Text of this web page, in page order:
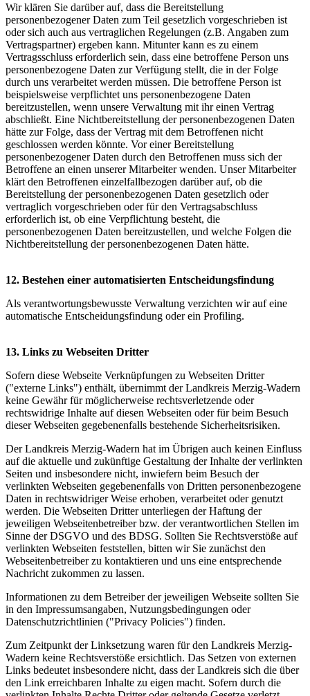
Wir klären Sie darüber auf, dass die Bereitstellung
personenbezogener Daten zum Teil gesetzlich vorgeschrieben ist
oder sich auch aus vertraglichen Regelungen (z.B. Angaben zum
Vertragspartner) ergeben kann. Mitunter kann es zu einem
Vertragsschluss erforderlich sein, dass eine betroffene Person uns
personenbezogene Daten zur Verfügung stellt, die in der Folge
durch uns verarbeitet werden müssen. Die betroffene Person ist
beispielsweise verpflichtet uns personenbezogene Daten
bereitzustellen, wenn unsere Verwaltung mit ihr einen Vertrag
abschließt. Eine Nichtbereitstellung der personenbezogenen Daten
hätte zur Folge, dass der Vertrag mit dem Betroffenen nicht
geschlossen werden könnte. Vor einer Bereitstellung
personenbezogener Daten durch den Betroffenen muss sich der
Betroffene an einen unserer Mitarbeiter wenden. Unser Mitarbeiter
klärt den Betroffenen einzelfallbezogen darüber auf, ob die
Bereitstellung der personenbezogenen Daten gesetzlich oder
vertraglich vorgeschrieben oder für den Vertragsabschluss
erforderlich ist, ob eine Verpflichtung besteht, die
personenbezogenen Daten bereitzustellen, und welche Folgen die
Nichtbereitstellung der personenbezogenen Daten hätte.
12. Bestehen einer automatisierten Entscheidungsfindung
Als verantwortungsbewusste Verwaltung verzichten wir auf eine
automatische Entscheidungsfindung oder ein Profiling.
13. Links zu Webseiten Dritter
Sofern diese Webseite Verknüpfungen zu Webseiten Dritter
("externe Links") enthält, übernimmt der Landkreis Merzig-Wadern
keine Gewähr für möglicherweise rechtsverletzende oder
rechtswidrige Inhalte auf diesen Webseiten oder für beim Besuch
dieser Webseiten gegebenenfalls bestehende Sicherheitsrisiken.
Der Landkreis Merzig-Wadern hat im Übrigen auch keinen Einfluss
auf die aktuelle und zukünftige Gestaltung der Inhalte der verlinkten
Seiten und insbesondere nicht, inwiefern beim Besuch der
verlinkten Webseiten gegebenenfalls von Dritten personenbezogene
Daten in rechtswidriger Weise erhoben, verarbeitet oder genutzt
werden. Die Webseiten Dritter unterliegen der Haftung der
jeweiligen Webseitenbetreiber bzw. der verantwortlichen Stellen im
Sinne der DSGVO und des BDSG. Sollten Sie Rechtsverstöße auf
verlinkten Webseiten feststellen, bitten wir Sie zunächst den
Webseitenbetreiber zu kontaktieren und uns eine entsprechende
Nachricht zukommen zu lassen.
Informationen zu dem Betreiber der jeweiligen Webseite sollten Sie
in den Impressumsangaben, Nutzungsbedingungen oder
Datenschutzrichtlinien ("Privacy Policies") finden.
Zum Zeitpunkt der Linksetzung waren für den Landkreis Merzig-
Wadern keine Rechtsverstöße ersichtlich. Das Setzen von externen
Links bedeutet insbesondere nicht, dass der Landkreis sich die über
den Link erreichbaren Inhalte zu eigen macht. Sofern durch die